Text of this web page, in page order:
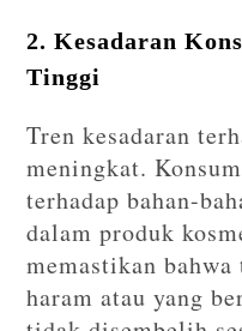
2. Kesadaran
Tinggi
Tren kesadaran
meningkat.
terhadap bahan-
dalam produk
memastikan
haram atau yang